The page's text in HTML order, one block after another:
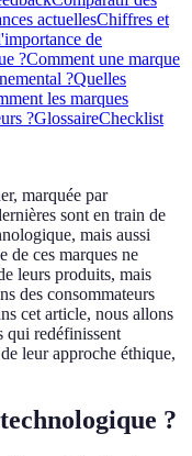
actuellesChiffres et
de
?Comment une marque
?Quelles
les marques
?GlossaireChecklist
marquée par
sont en train de
mais aussi
de ces marques ne
leurs produits, mais
des consommateurs
cet article, nous allons
qui redéfinissent
leur approche éthique,
?